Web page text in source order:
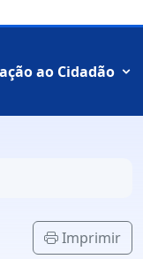
ao Cidadão
Imprimir